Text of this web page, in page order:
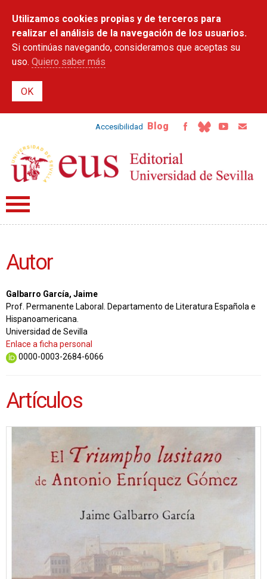
contenido
principal
Utilizamos cookies propias y de terceros para
realizar el análisis de la navegación de los usuarios.
Si continúas navegando, consideramos que aceptas su
uso. Quiero saber más
Accesibilidad Blog
Autor
Galbarro García, Jaime
Prof. Permanente Laboral. Departamento de Literatura Española e
Hispanoamericana.
Universidad de Sevilla
Enlace a ficha personal
0000-0003-2684-6066
Artículos